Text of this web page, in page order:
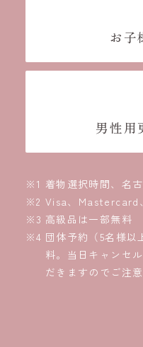
お子
男性用
着物選択時間、名
Visa、Mastercard
高級品は一部無料
団体予約（5名様以
料。当日キャンセ
だきますのでご注